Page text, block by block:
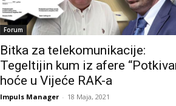
Forum
Bitka za telekomunikacije:
Tegeltijin kum iz afere
hoće u Vijeće RAK-a
Impuls Manager - 18 Maja, 2021